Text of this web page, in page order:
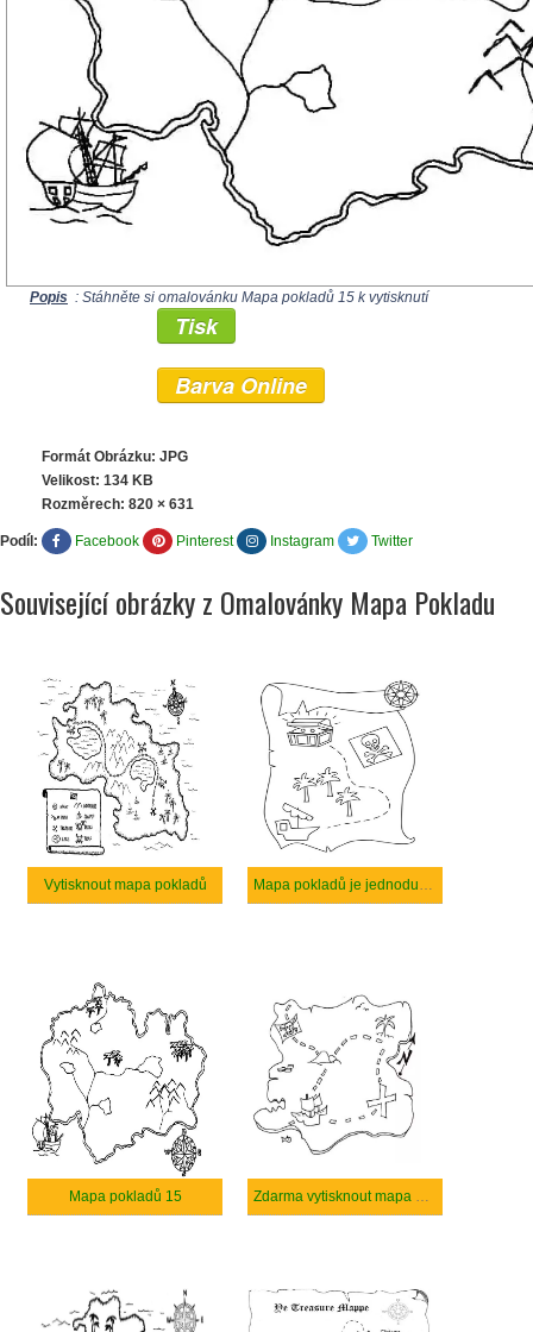
Popis : Stáhněte si omalovánku Mapa pokladů 15 k vytisknutí
Tisk
Barva Online
Formát Obrázku: JPG
Velikost: 134 KB
Rozměrech: 820 × 631
Podíl: Facebook Pinterest Instagram Twitter
Související obrázky z Omalovánky Mapa Pokladu
Vytisknout mapa pokladů
Mapa pokladů 15